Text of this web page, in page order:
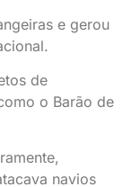
e gerou
de
o Barão de
navios